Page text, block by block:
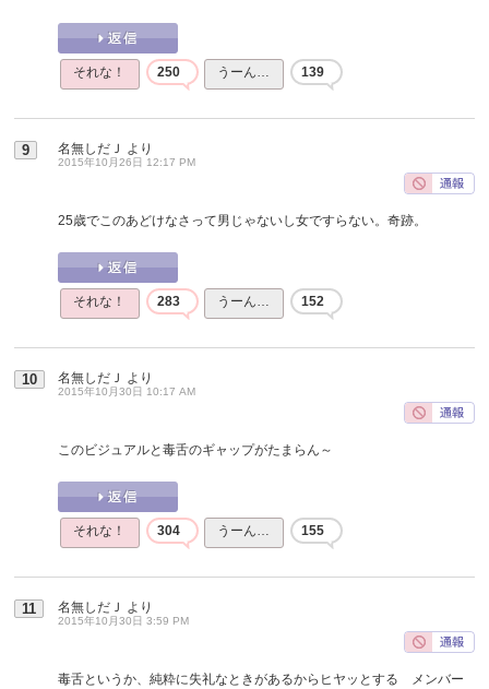
それな！ 250 うーん… 139
9 名無しだＪ より
2015年10月26日 12:17 PM
25歳でこのあどけなさって男じゃないし女ですらない。奇跡。
それな！ 283 うーん… 152
10 名無しだＪ より
2015年10月30日 10:17 AM
このビジュアルと毒舌のギャップがたまらん～
それな！ 304 うーん… 155
11 名無しだＪ より
2015年10月30日 3:59 PM
毒舌というか、純粋に失礼なときがあるからヒヤッとする メンバー